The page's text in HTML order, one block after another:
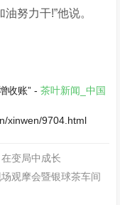
努力干!”他说。
收账” -茶叶新闻_中国
xinwen/9704.html
变局中成长
观摩会暨银球茶车间